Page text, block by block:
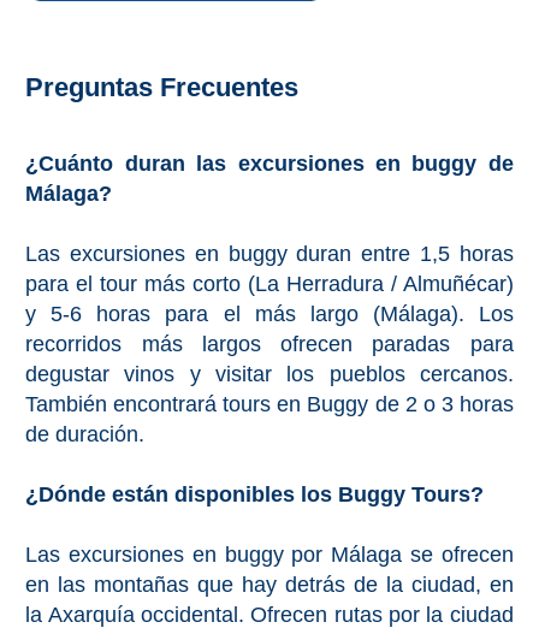
Preguntas Frecuentes
¿Cuánto duran las excursiones en buggy de
Málaga?
Las excursiones en buggy duran entre 1,5 horas
para el tour más corto (La Herradura / Almuñécar)
y 5-6 horas para el más largo (Málaga). Los
recorridos más largos ofrecen paradas para
degustar vinos y visitar los pueblos cercanos.
También encontrará tours en Buggy de 2 o 3 horas
de duración.
¿Dónde están disponibles los Buggy Tours?
Las excursiones en buggy por Málaga se ofrecen
en las montañas que hay detrás de la ciudad, en
la Axarquía occidental. Ofrecen rutas por la ciudad